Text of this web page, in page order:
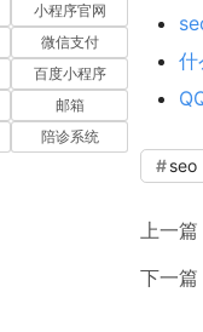
什
seo
上一篇
下一篇
小程序官网
微信支付
百度小程序
邮箱
陪诊系统